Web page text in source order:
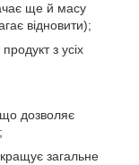
ще й масу
відновити);
з усіх
дозволяє
загальне